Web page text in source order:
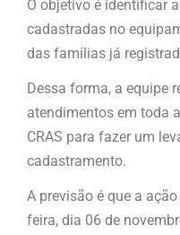
O objetivo é identificar
cadastradas no
das famílias já
Dessa forma, a equipe
atendimentos em toda
CRAS para fazer um
cadastramento.
A previsão é que a
feira, dia 06 de